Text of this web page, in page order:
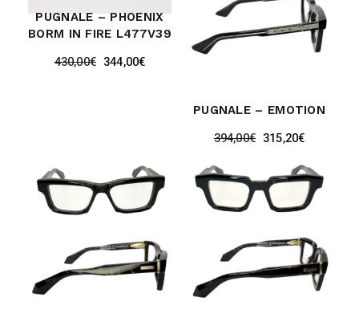
PUGNALE – PHOENIX
BORM IN FIRE L477V39
430,00€ 344,00€
PUGNALE – EMOTION
394,00€ 315,20€